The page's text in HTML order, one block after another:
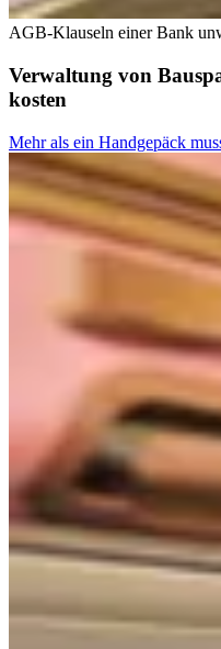
AGB-Klauseln einer Bank
Verwaltung von
kosten
Mehr als ein Handgepäck